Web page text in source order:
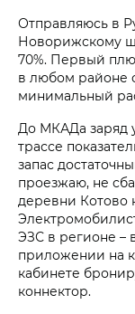
Отправляюсь в
Новорижскому
70%. Первый
в любом районе
минимальный
До МКАДа заряд
трассе
запас
проезжаю, не
деревни Котово
ЭЗС в регионе –
приложении на
кабинете
коннектор.